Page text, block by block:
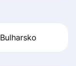
Bulharsko